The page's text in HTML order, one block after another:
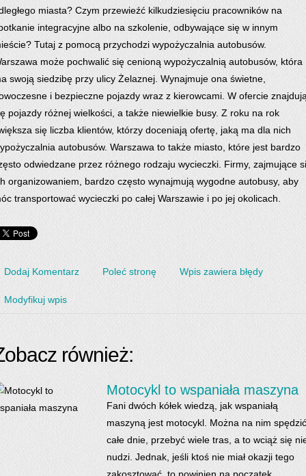
miasta? Czym przewieźć kilkudziesięciu pracowników na
integracyjne albo na szkolenie, odbywające się w innym
Tutaj z pomocą przychodzi wypożyczalnia autobusów.
może pochwalić się cenioną wypożyczalnią autobusów, która
swoją siedzibę przy ulicy Żelaznej. Wynajmuje ona świetne,
i bezpieczne pojazdy wraz z kierowcami. W ofercie
pojazdy różnej wielkości, a także niewielkie busy. Z roku na rok
się liczba klientów, którzy doceniają ofertę, jaką ma dla nich
autobusów. Warszawa to także miasto, które jest bardzo
odwiedzane przez różnego rodzaju wycieczki. Firmy, zajmujące
organizowaniem, bardzo często wynajmują wygodne autobusy, aby
transportować wycieczki po całej Warszawie i po jej okolicach.
Dodaj Komentarz Poleć stronę Wpis zawiera błędy
Modyfikuj wpis
również:
Motocykl to wspaniała maszyna
Fani dwóch kółek wiedzą, jak wspaniałą
maszyną jest motocykl. Można na nim spędzić
całe dnie, przebyć wiele tras, a to wciąż się
nudzi. Jednak, jeśli ktoś nie miał okazji tego